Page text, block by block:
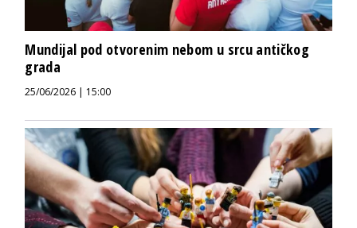
Mundijal pod otvorenim nebom u srcu antičkog
grada
25/06/2026 | 15:00